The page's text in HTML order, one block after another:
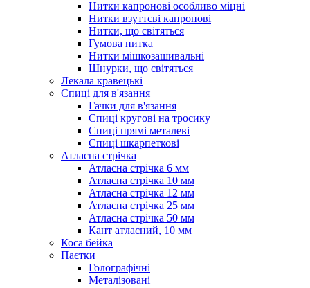
Нитки капронові особливо міцні
Нитки взуттєві капронові
Нитки, що світяться
Гумова нитка
Нитки мішкозашивальні
Шнурки, що світяться
Лекала кравецькі
Cпиці для в'язання
Гачки для в'язання
Спиці кругові на тросику
Спиці прямі металеві
Спиці шкарпеткові
Атласна стрічка
Атласна стрічка 6 мм
Атласна стрічка 10 мм
Атласна стрічка 12 мм
Атласна стрічка 25 мм
Атласна стрічка 50 мм
Кант атласний, 10 мм
Коса бейка
Паєтки
Голографічні
Металізовані